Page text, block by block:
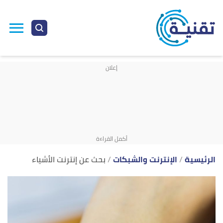
الرئيسية الإنترنت والشبكات بحث عن إنترنت الأشياء